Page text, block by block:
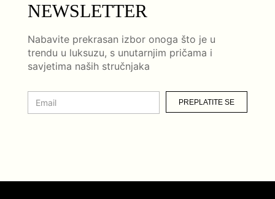
NEWSLETTER
Nabavite prekrasan izbor onoga što je u
trendu u luksuzu, s unutarnjim pričama i
savjetima naših stručnjaka
PREPLATITE SE